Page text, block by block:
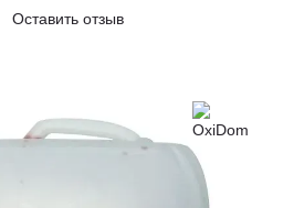
Оставить отзыв